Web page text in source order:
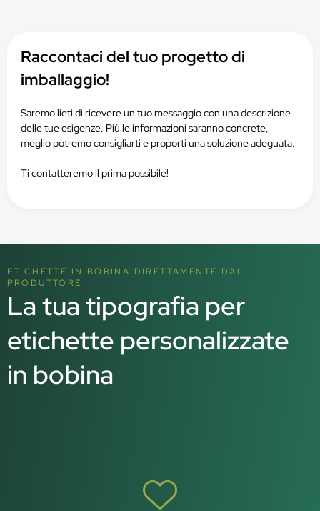
Raccontaci del tuo progetto di
imballaggio!
Saremo lieti di ricevere un tuo messaggio con una descrizione
delle tue esigenze. Più le informazioni saranno concrete,
meglio potremo consigliarti e proporti una soluzione adeguata.
Ti contatteremo il prima possibile!
ETICHETTE IN BOBINA DIRETTAMENTE DAL
PRODUTTORE
La tua tipografia per
etichette personalizzate
in bobina